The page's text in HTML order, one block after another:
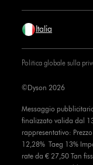
Italia
Politica globale sulla
Messaggio
finalizzato valida dal
rappresentativo:
12,28% Taeg 13%
rate da € 27,50 Tan
©Dyson 2026